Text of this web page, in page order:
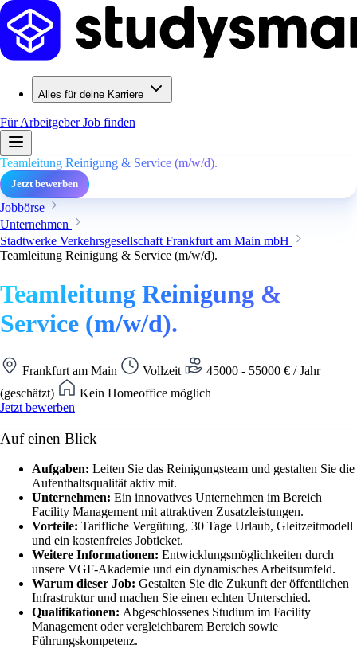
Alles für deine Karriere
Für ArbeitgeberJob finden
Teamleitung Reinigung & Service (m/w/d).
Jetzt bewerben
Jobbörse
Unternehmen
Stadtwerke Verkehrsgesellschaft Frankfurt am Main mbH
Teamleitung Reinigung & Service (m/w/d).
Teamleitung Reinigung &
Service (m/w/d).
Frankfurt am Main Vollzeit
45000 - 55000 € / Jahr
(geschätzt)
Kein Homeoffice möglich
Jetzt bewerben
Auf einen Blick
Aufgaben: Leiten Sie das Reinigungsteam und gestalten Sie die
Aufenthaltsqualität aktiv mit.
Unternehmen: Ein innovatives Unternehmen im Bereich
Facility Management mit attraktiven Zusatzleistungen.
Vorteile: Tarifliche Vergütung, 30 Tage Urlaub, Gleitzeitmodell
und ein kostenfreies Jobticket.
Weitere Informationen: Entwicklungsmöglichkeiten durch
unsere VGF-Akademie und ein dynamisches Arbeitsumfeld.
Warum dieser Job: Gestalten Sie die Zukunft der öffentlichen
Infrastruktur und machen Sie einen echten Unterschied.
Qualifikationen: Abgeschlossenes Studium im Facility
Management oder vergleichbarem Bereich sowie
Führungskompetenz.